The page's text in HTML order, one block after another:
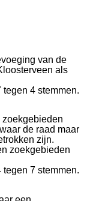
van de
als
4 stemmen.
zoekgebieden
de raad maar
zijn.
zoekgebieden
7 stemmen.